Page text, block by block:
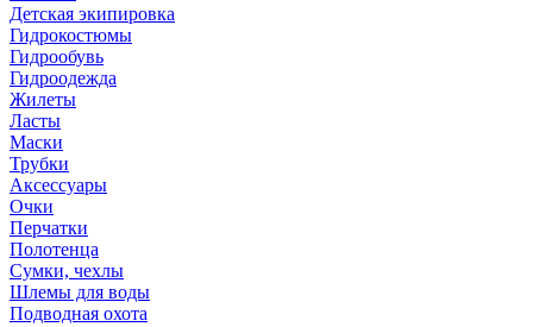
Детская экипировка
Гидрокостюмы
Гидрообувь
Гидроодежда
Жилеты
Ласты
Маски
Трубки
Аксессуары
Очки
Перчатки
Полотенца
Сумки, чехлы
Шлемы для воды
Подводная охота